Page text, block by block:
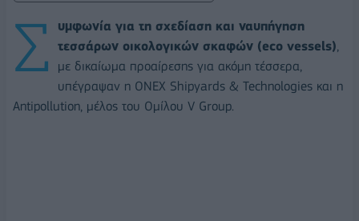
Σ
υμφωνία για τη σχεδίαση και ναυπήγηση
τεσσάρων οικολογικών σκαφών (eco vessels),
με δικαίωμα προαίρεσης για ακόμη τέσσερα,
υπέγραψαν η ONEX Shipyards & Technologies και η
Antipollution, μέλος του Ομίλου V Group.